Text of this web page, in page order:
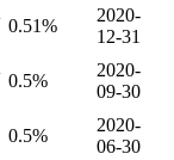
0.51%
2020-
12-31
0.5%
2020-
09-30
0.5%
2020-
06-30